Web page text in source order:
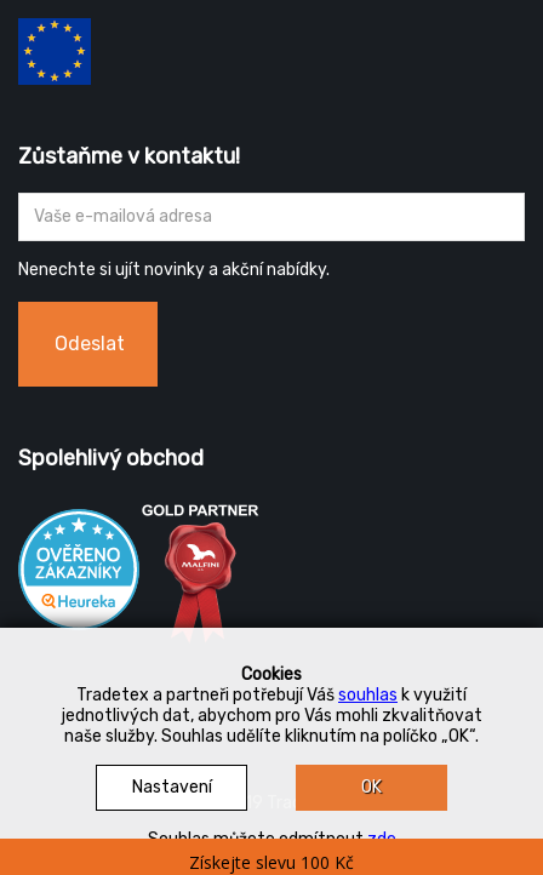
Cookies
Tradetex a partneři potřebují Vášsouhlas k využití
jednotlivých dat, abychom pro Vás mohli zkvalitňovat
naše služby. Souhlas udělíte kliknutím na políčko „OK“.
Nastavení OK
Souhlas můžete odmítnoutzde
Zůstaňme v kontaktu!
Nenechte si ujít novinky a akční nabídky.
Odeslat
Spolehlivý obchod
Získejte slevu 100 Kč